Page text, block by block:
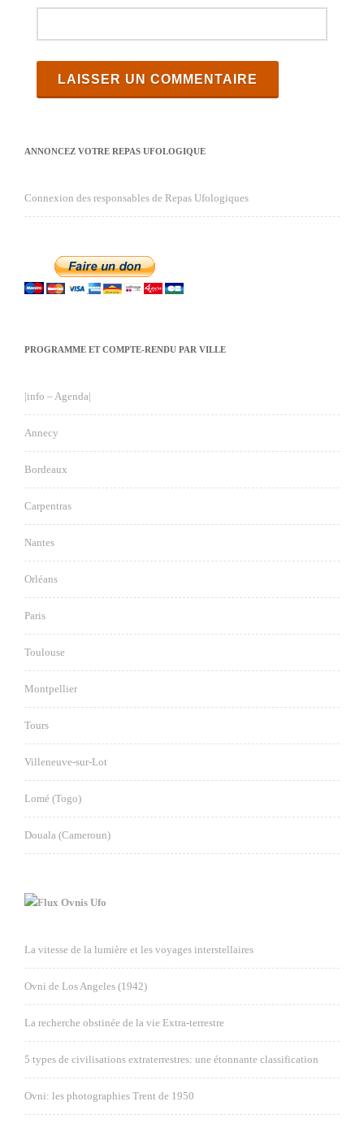
ANNONCEZ VOTRE REPAS UFOLOGIQUE
Connexion des responsables de Repas Ufologiques
PROGRAMME ET COMPTE-RENDU PAR VILLE
|info – Agenda|
Annecy
Bordeaux
Carpentras
Nantes
Orléans
Paris
Toulouse
Montpellier
Tours
Villeneuve-sur-Lot
Lomé (Togo)
Douala (Cameroun)
Ovnis Ufo
La vitesse de la lumière et les voyages interstellaires
Ovni de Los Angeles (1942)
La recherche obstinée de la vie Extra-terrestre
5 types de civilisations extraterrestres: une étonnante classification
Ovni: les photographies Trent de 1950